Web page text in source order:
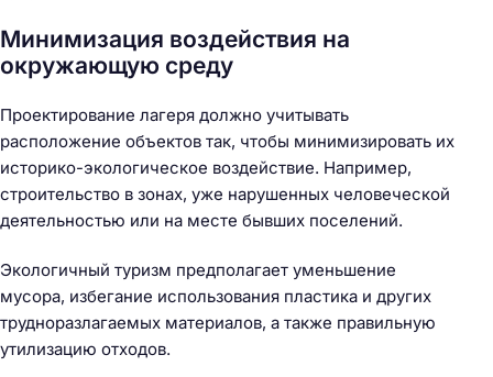
Минимизация воздействия на
окружающую среду
Проектирование лагеря должно учитывать
расположение объектов так, чтобы минимизировать их
историко-экологическое воздействие. Например,
строительство в зонах, уже нарушенных человеческой
деятельностью или на месте бывших поселений.
Экологичный туризм предполагает уменьшение
мусора, избегание использования пластика и других
трудноразлагаемых материалов, а также правильную
утилизацию отходов.